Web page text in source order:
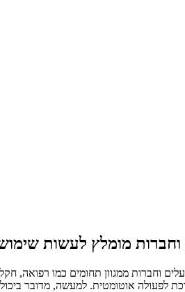
וחברות מומלץ לעשות
וחברות ממגוון תחומים כמו רפואה,
לפעולה אוטומטית. למעשה, מדובר